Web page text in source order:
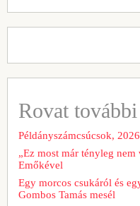
Rovat
Példányszámcsúcsok,
„Ez most már tényleg
Emőkével
Egy morcos csukáról és
Gombos Tamás mesél